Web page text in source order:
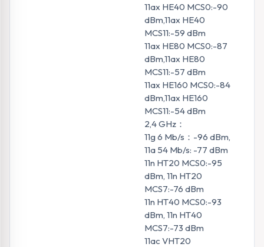
11ax HE40 MCS0:-90
dBm,11ax HE40
MCS11:-59 dBm
11ax HE80 MCS0:-87
dBm,11ax HE80
MCS11:-57 dBm
11ax HE160 MCS0:-84
dBm,11ax HE160
MCS11:-54 dBm
2,4 GHz：
11g 6 Mb/s：-96 dBm,
11a 54 Mb/s: -77 dBm
11n HT20 MCS0:-95
dBm, 11n HT20
MCS7:-76 dBm
11n HT40 MCS0:-93
dBm, 11n HT40
MCS7:-73 dBm
11ac VHT20